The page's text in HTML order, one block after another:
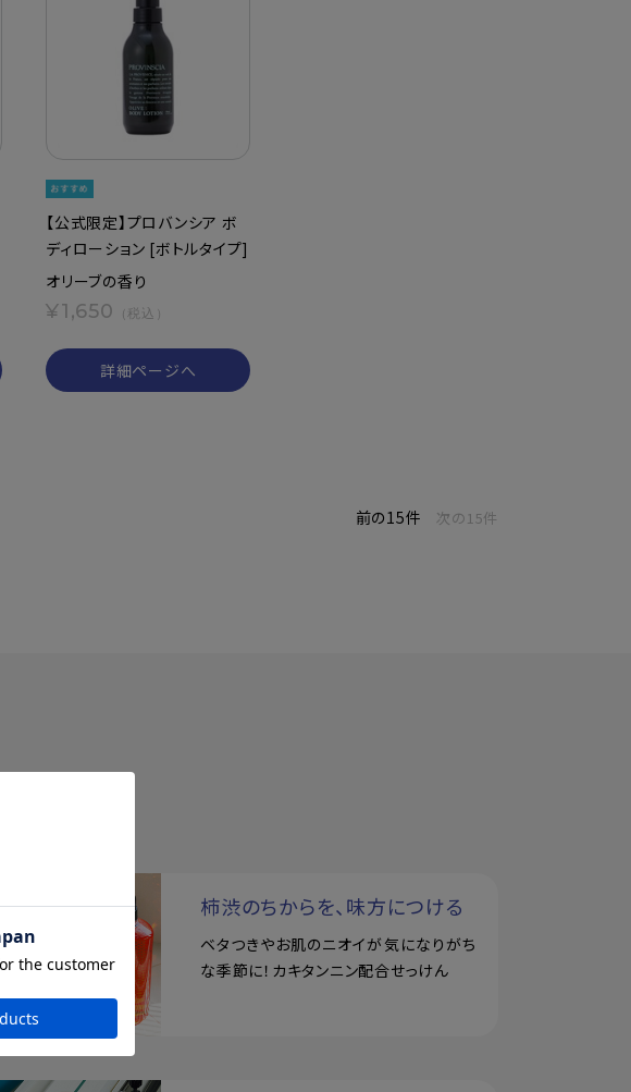
【公式限定】プロバンシア ボ
ディローション [ボトルタイプ]
オリーブの香り
¥1,650 （税込）
詳細ページへ
前の15件 次の15件
柿渋のちからを、味方につける
ベタつきやお肌のニオイが気になりがち
な季節に！カキタンニン配合せっけん